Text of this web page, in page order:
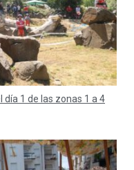
día 1 de las zonas 1 a 4